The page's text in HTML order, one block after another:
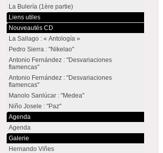
La Bulería (1ère partie)
Liens utiles
Nouveautés CD
La Sallago : « Antología »
Pedro Sierra : "Nikelao"
Antonio Fernández : "Desvariaciones
flamencas"
Antonio Fernández : "Desvariaciones
flamencas"
Manolo Sanlúcar : "Medea"
Niño Josele : "Paz"
Agenda
Agenda
Galerie
Hernando Viñes